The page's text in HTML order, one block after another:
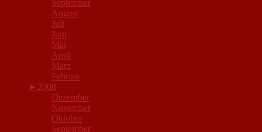
September
August
Juli
Juni
Mai
April
März
Februar
► 2008
Dezember
November
Oktober
September